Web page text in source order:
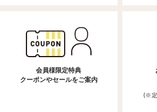
会員様限定特典
クーポンやセールをご案内
(※定